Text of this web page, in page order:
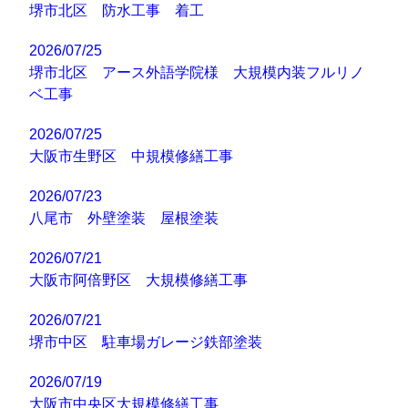
堺市北区 防水工事 着工
2026/07/25
堺市北区 アース外語学院様 大規模内装フルリノ
ベ工事
2026/07/25
大阪市生野区 中規模修繕工事
2026/07/23
八尾市 外壁塗装 屋根塗装
2026/07/21
大阪市阿倍野区 大規模修繕工事
2026/07/21
堺市中区 駐車場ガレージ鉄部塗装
2026/07/19
大阪市中央区大規模修繕工事